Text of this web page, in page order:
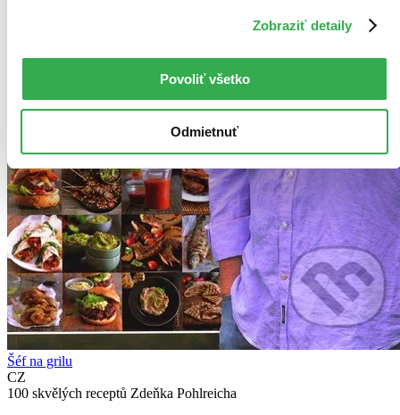
Zobraziť detaily
Povoliť všetko
Odmietnuť
Šéf na grilu
CZ
100 skvělých receptů Zdeňka Pohlreicha